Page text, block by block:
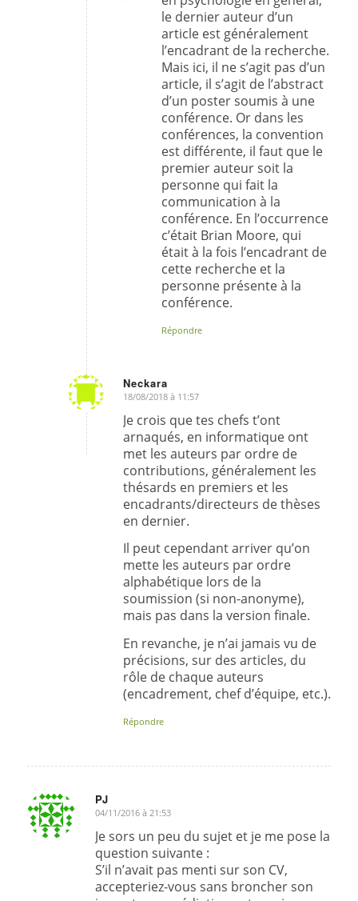
le dernier auteur d’un
article est généralement
l’encadrant de la recherche.
Mais ici, il ne s’agit pas d’un
article, il s’agit de l’abstract
d’un poster soumis à une
conférence. Or dans les
conférences, la convention
est différente, il faut que le
premier auteur soit la
personne qui fait la
communication à la
conférence. En l’occurrence
c’était Brian Moore, qui
était à la fois l’encadrant de
cette recherche et la
personne présente à la
conférence.
Répondre
Neckara
dit
18/08/2018 à 11:57
Je crois que tes chefs t’ont
arnaqués, en informatique ont
met les auteurs par ordre de
contributions, généralement les
thésards en premiers et les
encadrants/directeurs de thèses
en dernier.
Il peut cependant arriver qu’on
mette les auteurs par ordre
alphabétique lors de la
soumission (si non-anonyme),
mais pas dans la version finale.
En revanche, je n’ai jamais vu de
précisions, sur des articles, du
rôle de chaque auteurs
(encadrement, chef d’équipe, etc.).
Répondre
PJ
dit
:
04/11/2016 à 21:53
Je sors un peu du sujet et je me pose la
question suivante :
S’il n’avait pas menti sur son CV,
accepteriez-vous sans broncher son